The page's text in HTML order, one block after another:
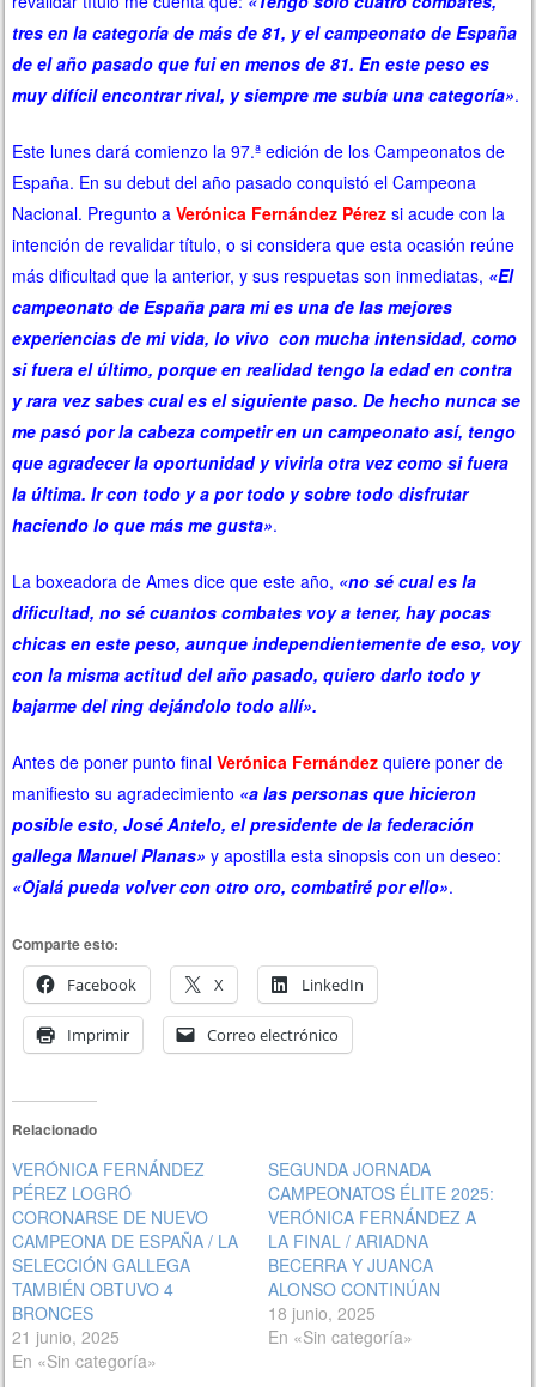
tres en la categoría de más de 81, y el campeonato de España
de el año pasado que fui en menos de 81. En este peso es
muy difícil encontrar rival, y siempre me subía una categoría».
Este lunes dará comienzo la 97.ª edición de los Campeonatos de
España. En su debut del año pasado conquistó el Campeona
Nacional. Pregunto aVerónica Fernández Pérez si acude con la
intención de revalidar título, o si considera que esta ocasión reúne
más dificultad que la anterior, y sus respuetas son inmediatas, «El
campeonato de España para mi es una de las mejores
experiencias de mi vida, lo vivo con mucha intensidad, como
si fuera el último, porque en realidad tengo la edad en contra
y rara vez sabes cual es el siguiente paso. De hecho nunca se
me pasó por la cabeza competir en un campeonato así, tengo
que agradecer la oportunidad y vivirla otra vez como si fuera
la última. Ir con todo y a por todo y sobre todo disfrutar
haciendo lo que más me gusta».
La boxeadora de Ames dice que este año, «no sé cual es la
dificultad, no sé cuantos combates voy a tener, hay pocas
chicas en este peso, aunque independientemente de eso, voy
con la misma actitud del año pasado, quiero darlo todo y
bajarme del ring dejándolo todo allí».
Antes de poner punto finalVerónica Fernández quiere poner de
manifiesto su agradecimiento «a las personas que hicieron
posible esto, José Antelo, el presidente de la federación
gallega Manuel Planas» y apostilla esta sinopsis con un deseo:
«Ojalá pueda volver con otro oro, combatiré por ello».
Comparte esto:
Facebook
X LinkedIn
Imprimir Correo electrónico
Relacionado
VERÓNICA FERNÁNDEZ
PÉREZ LOGRÓ
CORONARSE DE NUEVO
CAMPEONA DE ESPAÑA / LA
SELECCIÓN GALLEGA
TAMBIÉN OBTUVO 4
BRONCES
21 junio, 2025
En «Sin categoría»
SEGUNDA JORNADA
CAMPEONATOS ÉLITE 2025:
VERÓNICA FERNÁNDEZ A
LA FINAL / ARIADNA
BECERRA Y JUANCA
ALONSO CONTINÚAN
18 junio, 2025
En «Sin categoría»